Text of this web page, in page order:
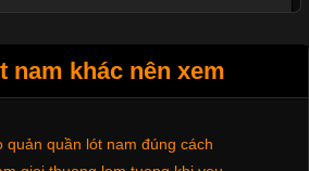
nam khác nên xem
trang trẻ và quần lót nam giá sỉ
quản quần lót nam đúng cách